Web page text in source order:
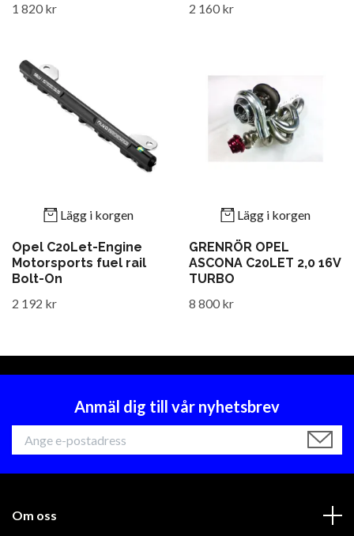
1 820 kr
2 160 kr
Lägg i korgen
Opel C20Let-Engine
Motorsports fuel rail
Bolt-On
2 192 kr
Lägg i korgen
GRENRÖR OPEL
ASCONA C20LET 2,0 16V
TURBO
8 800 kr
Anmäl dig till vår nyhetsbrev
Om oss